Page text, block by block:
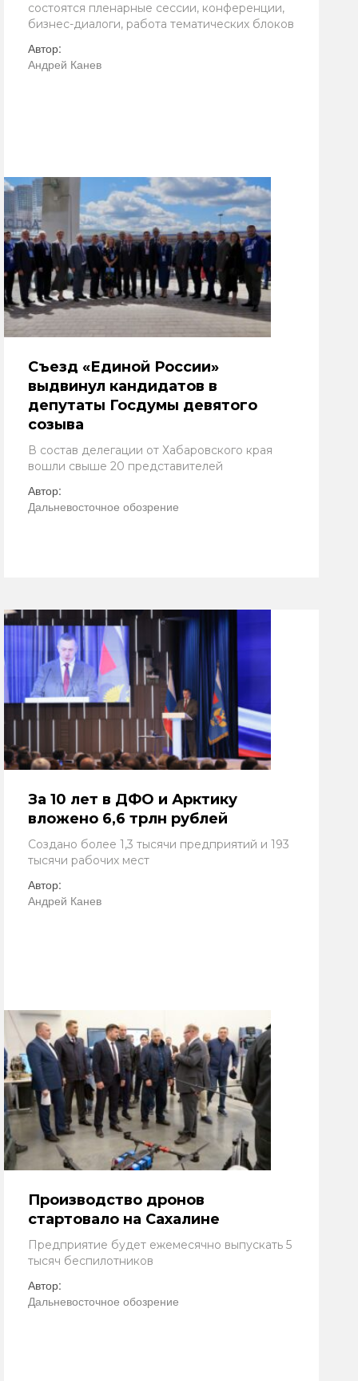
состоятся пленарные сессии, конференции,
бизнес-диалоги, работа тематических блоков
Автор:
Андрей Канев
Съезд «Единой России»
выдвинул кандидатов в
депутаты Госдумы девятого
созыва
В состав делегации от Хабаровского края
вошли свыше 20 представителей
Автор:
Дальневосточное обозрение
За 10 лет в ДФО и Арктику
вложено 6,6 трлн рублей
Создано более 1,3 тысячи предприятий и 193
тысячи рабочих мест
Автор:
Андрей Канев
Производство дронов
стартовало на Сахалине
Предприятие будет ежемесячно выпускать 5
тысяч беспилотников
Автор:
Дальневосточное обозрение